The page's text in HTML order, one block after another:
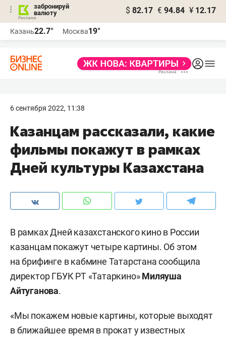
забронируй
валюту
$ 82.17 € 94.84 ¥ 12.17
Казань22.7° Москва19°
6 сентября 2022, 11:38
Казанцам рассказали, какие
фильмы покажут в рамках
Дней культуры Казахстана
В рамках Дней казахстанского кино в России
казанцам покажут четыре картины. Об этом
на брифинге в кабмине Татарстана сообщила
директор ГБУК РТ «Татаркино»Миляуша
Айтуганова.
«Мы покажем новые картины, которые выходят
в ближайшее время в прокат у известных